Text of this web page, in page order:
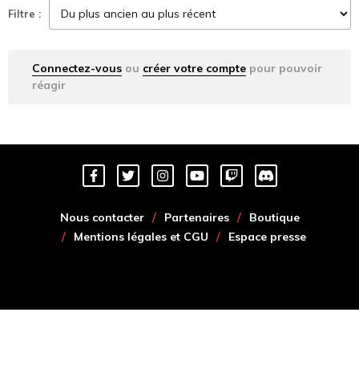
Filtre :
Connectez-vous ou créer votre compte pour pouvoir
réagir
Nous contacter Partenaires
Boutique
Mentions légales et CGU
Espace presse